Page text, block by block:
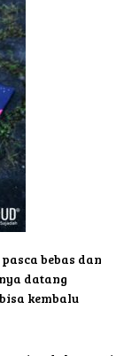
bebas dan
datang
kembalu